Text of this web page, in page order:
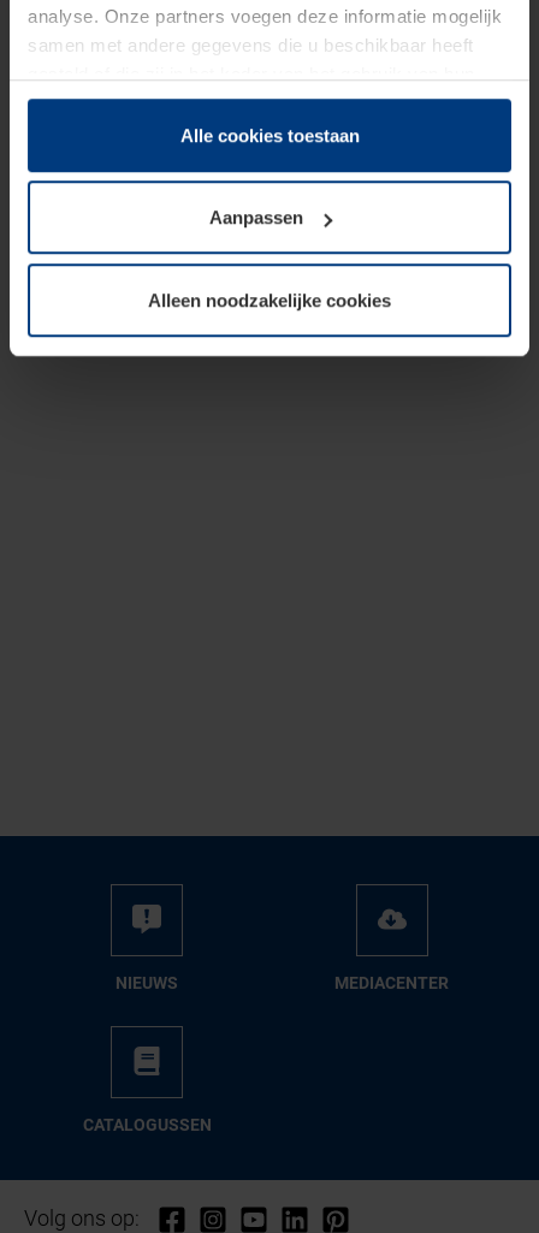
analyse. Onze partners voegen deze informatie mogelijk
samen met andere gegevens die u beschikbaar heeft
dienstverlening hebben verzameld.
Juridisch zijn wij gerechtigd om cookies op uw computer
onze pagina's absoluut noodzakelijk is. Voor alle andere
soorten cookies is uw toestemming vereist. Uw
toestemming kunt u op elk moment bij de uitleg van de
wijzigen of herroepen.
Alle cookies toestaan
Aanpassen
Alleen noodzakelijke cookies
NIEUWS ME­DIA­CEN­TER
CA­TA­LO­GUS­SEN
Volg ons op: